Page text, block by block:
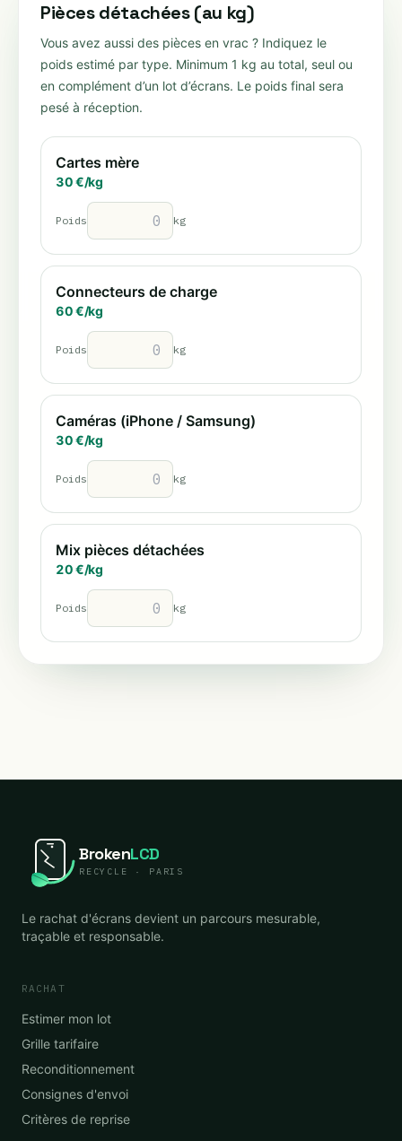
Pièces détachées (au kg)
Vous avez aussi des pièces en vrac ? Indiquez le
poids estimé par type. Minimum 1 kg au total, seul ou
en complément d’un lot d’écrans. Le poids final sera
pesé à réception.
Cartes mère
30€/kg
Poids kg
Connecteurs de charge
60€/kg
Poids kg
Caméras (iPhone / Samsung)
30€/kg
Poids kg
Mix pièces détachées
20€/kg
Poids kg
BrokenLCD
RECYCLE · PARIS
Le rachat d'écrans devient un parcours mesurable,
traçable et responsable.
RACHAT
Estimer mon lot
Grille tarifaire
Reconditionnement
Consignes d'envoi
Critères de reprise